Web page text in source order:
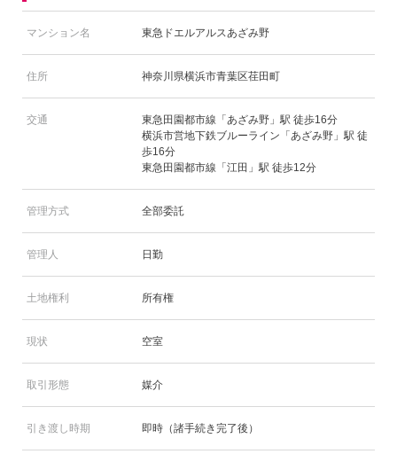
マンション名 東急ドエルアルスあざみ野
住所 神奈川県横浜市青葉区荏田町
交通
東急田園都市線「あざみ野」駅 徒歩16分
横浜市営地下鉄ブルーライン「あざみ野」駅 徒
歩16分
東急田園都市線「江田」駅 徒歩12分
管理方式 全部委託
管理人 日勤
土地権利 所有権
現状 空室
取引形態 媒介
引き渡し時期 即時（諸手続き完了後）